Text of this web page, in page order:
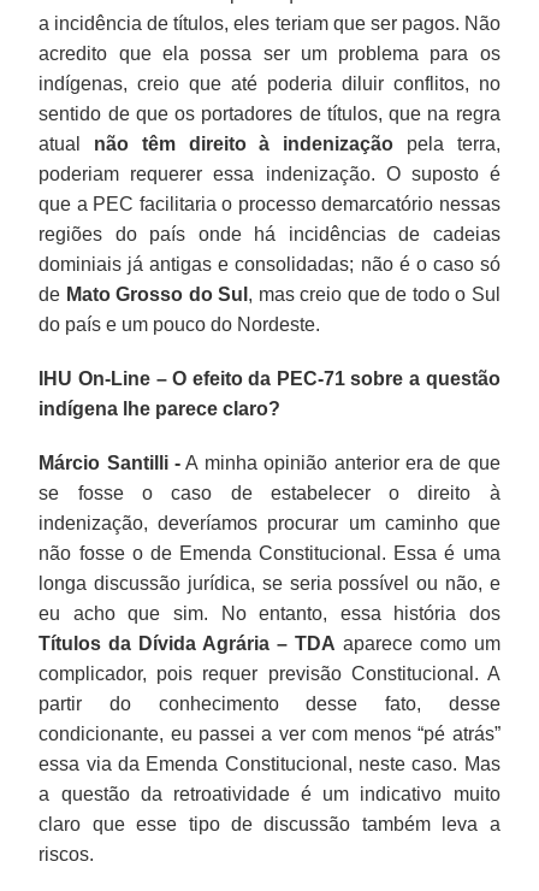
a incidência de títulos, eles teriam que ser pagos. Não
acredito que ela possa ser um problema para os
indígenas, creio que até poderia diluir conflitos, no
sentido de que os portadores de títulos, que na regra
atual não têm direito à indenização pela terra,
poderiam requerer essa indenização. O suposto é
que a PEC facilitaria o processo demarcatório nessas
regiões do país onde há incidências de cadeias
dominiais já antigas e consolidadas; não é o caso só
de Mato Grosso do Sul , mas creio que de todo o Sul
do país e um pouco do Nordeste.
IHU On-Line – O efeito da PEC-71 sobre a questão
indígena lhe parece claro?
Márcio Santilli - A minha opinião anterior era de que
se fosse o caso de estabelecer o direito à
indenização, deveríamos procurar um caminho que
não fosse o de Emenda Constitucional. Essa é uma
longa discussão jurídica, se seria possível ou não, e
eu acho que sim. No entanto, essa história dos
Títulos da Dívida Agrária – TDA aparece como um
complicador, pois requer previsão Constitucional. A
partir do conhecimento desse fato, desse
condicionante, eu passei a ver com menos “pé atrás”
essa via da Emenda Constitucional, neste caso. Mas
a questão da retroatividade é um indicativo muito
claro que esse tipo de discussão também leva a
riscos.